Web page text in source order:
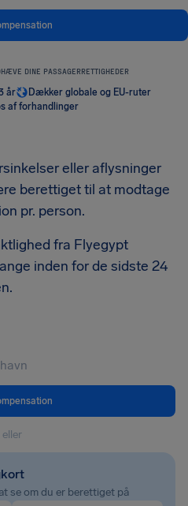
DINE PASSAGERRETTIGHEDER
år
Dækker globale og EU-ruter
af forhandlinger
eller aflysninger
berettiget til at modtage
pr. person.
fra Flyegypt
inden for de sidste 24
eller
se om du er berettiget på